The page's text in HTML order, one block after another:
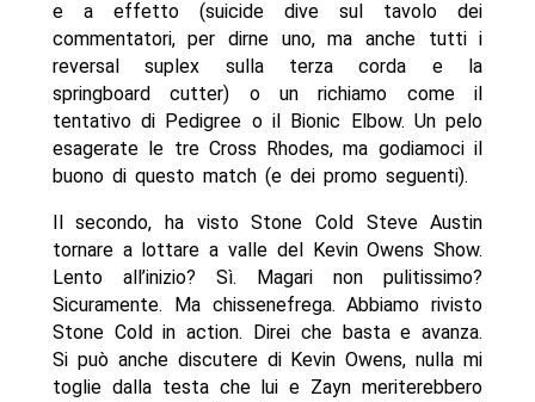
e a effetto (suicide dive sul tavolo dei
commentatori, per dirne uno, ma anche tutti i
reversal suplex sulla terza corda e la
springboard cutter) o un richiamo come il
tentativo di Pedigree o il Bionic Elbow. Un pelo
esagerate le tre Cross Rhodes, ma godiamoci il
buono di questo match (e dei promo seguenti).
Il secondo, ha visto Stone Cold Steve Austin
tornare a lottare a valle del Kevin Owens Show.
Lento all’inizio? Sì. Magari non pulitissimo?
Sicuramente. Ma chissenefrega. Abbiamo rivisto
Stone Cold in action. Direi che basta e avanza.
Si può anche discutere di Kevin Owens, nulla mi
toglie dalla testa che lui e Zayn meriterebbero